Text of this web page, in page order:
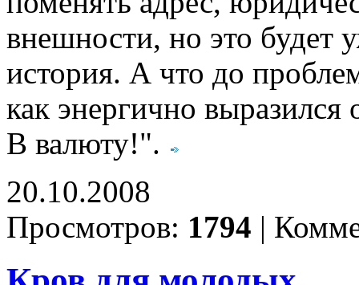
внешности, но это будет
история. А что до
как энергично
В валюту!".
20.10.2008
Просмотров: 1794 |